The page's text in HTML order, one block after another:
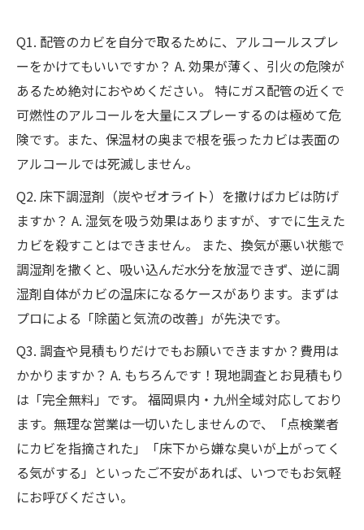
Q1. 配管のカビを自分で取るために、アルコールスプレ
ーをかけてもいいですか？ A. 効果が薄く、引火の危険が
あるため絶対におやめください。 特にガス配管の近くで
可燃性のアルコールを大量にスプレーするのは極めて危
険です。また、保温材の奥まで根を張ったカビは表面の
アルコールでは死滅しません。
Q2. 床下調湿剤（炭やゼオライト）を撒けばカビは防げ
ますか？ A. 湿気を吸う効果はありますが、すでに生えた
カビを殺すことはできません。 また、換気が悪い状態で
調湿剤を撒くと、吸い込んだ水分を放湿できず、逆に調
湿剤自体がカビの温床になるケースがあります。まずは
プロによる「除菌と気流の改善」が先決です。
Q3. 調査や見積もりだけでもお願いできますか？費用は
かかりますか？ A. もちろんです！現地調査とお見積もり
は「完全無料」です。 福岡県内・九州全域対応しており
ます。無理な営業は一切いたしませんので、「点検業者
にカビを指摘された」「床下から嫌な臭いが上がってく
る気がする」といったご不安があれば、いつでもお気軽
にお呼びください。